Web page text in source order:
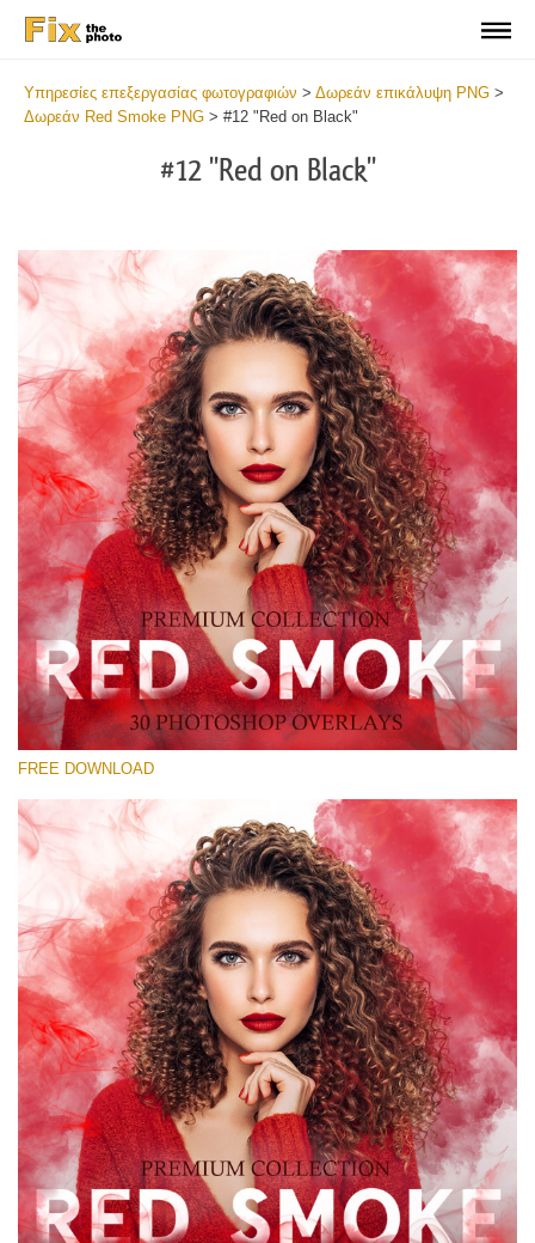
Υπηρεσίες επεξεργασίας φωτογραφιών > Δωρεάν επικάλυψη PNG >
Δωρεάν Red Smoke PNG > #12 "Red on Black"
#12 "Red on Black"
Please select
Free Red Smoke Overlay #12
Small 800*533px
Red Smoke
(30 Overlays)
Fairy Tale (344 Overlays)
Large 6000*4000px
Entire Collection
(1783 Overlays)
Large 6000*4000px
Free download
FREE DOWNLOAD